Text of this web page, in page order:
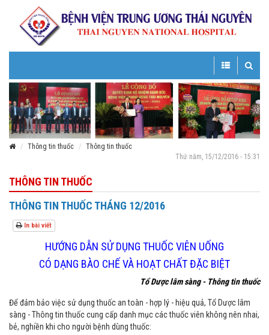
Toggle
Toggle
navigation
Thông tin thuốc
Thông tin thuốc
Thứ năm, 15/12/2016 - 15:31
THÔNG TIN THUỐC
THÔNG TIN THUỐC THÁNG 12/2016
In bài viết
HƯỚNG DẪN SỬ DỤNG THUỐC VIÊN UỐNG
CÓ DẠNG BÀO CHẾ VÀ HOẠT CHẤT ĐẶC BIỆT
Tổ Dược lâm sàng - Thông tin thuốc
Để đảm bảo việc sử dụng thuốc an toàn - hợp lý - hiệu quả, Tổ Dược lâm
sàng - Thông tin thuốc cung cấp danh mục các thuốc viên không nên nhai,
bẻ, nghiền khi cho người bệnh dùng thuốc: